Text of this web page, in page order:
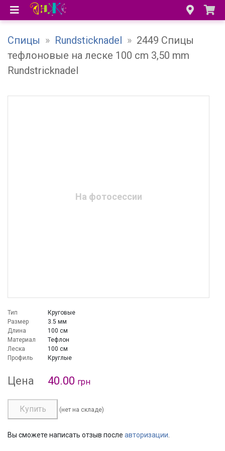
Спицы » Rundsticknadel » 2449 Спицы
тефлоновые на леске 100 cm 3,50 mm
Rundstricknadel
На фотосессии
Тип
Круговые
Размер
3.5 мм
Длина
100 см
Материал
Тефлон
Леска
100 см
Профиль
Круглые
Цена 40.00 грн
Купить (нет на складе)
Вы сможете написать отзыв после авторизации